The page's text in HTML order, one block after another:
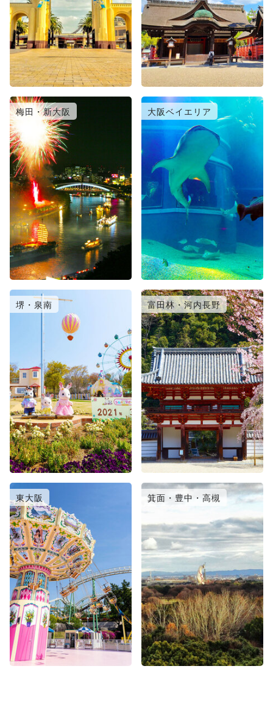
梅田・新大阪 大阪ベイエリア
堺・泉南 富田林・河内長野
東大阪 箕面・豊中・高槻